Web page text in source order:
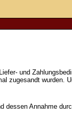
und
zugesandt wurden.
Annahme